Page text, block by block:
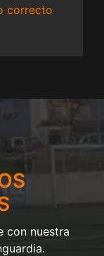
correcto
con nuestra